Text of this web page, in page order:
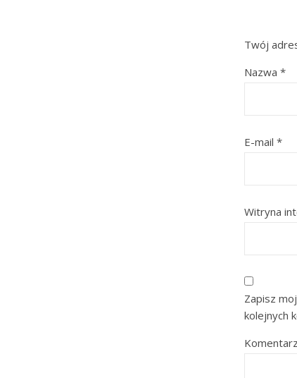
Twój
Nazwa *
E-mail *
Witryna
Zapisz
kolejnych
Komentarz